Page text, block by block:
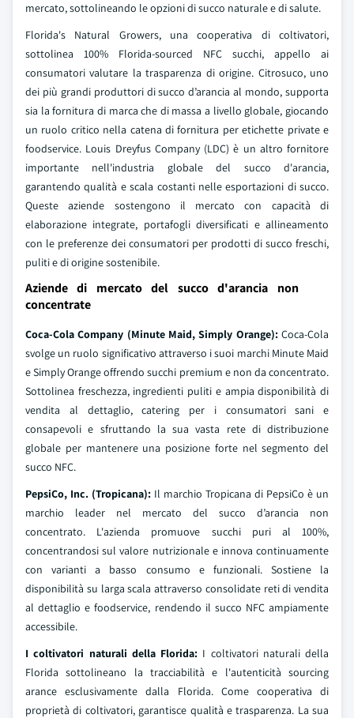
mercato, sottolineando le opzioni di succo naturale e di salute.
Florida's Natural Growers, una cooperativa di coltivatori,
sottolinea 100% Florida-sourced NFC succhi, appello ai
consumatori valutare la trasparenza di origine. Citrosuco, uno
dei più grandi produttori di succo d’arancia al mondo, supporta
sia la fornitura di marca che di massa a livello globale, giocando
un ruolo critico nella catena di fornitura per etichette private e
foodservice. Louis Dreyfus Company (LDC) è un altro fornitore
importante nell'industria globale del succo d'arancia,
garantendo qualità e scala costanti nelle esportazioni di succo.
Queste aziende sostengono il mercato con capacità di
elaborazione integrate, portafogli diversificati e allineamento
con le preferenze dei consumatori per prodotti di succo freschi,
puliti e di origine sostenibile.
Aziende di mercato del succo d'arancia non
concentrate
Coca-Cola Company (Minute Maid, Simply Orange): Coca-Cola
svolge un ruolo significativo attraverso i suoi marchi Minute Maid
e Simply Orange offrendo succhi premium e non da concentrato.
Sottolinea freschezza, ingredienti puliti e ampia disponibilità di
vendita al dettaglio, catering per i consumatori sani e
consapevoli e sfruttando la sua vasta rete di distribuzione
globale per mantenere una posizione forte nel segmento del
succo NFC.
PepsiCo, Inc. (Tropicana): Il marchio Tropicana di PepsiCo è un
marchio leader nel mercato del succo d’arancia non
concentrato. L'azienda promuove succhi puri al 100%,
concentrandosi sul valore nutrizionale e innova continuamente
con varianti a basso consumo e funzionali. Sostiene la
disponibilità su larga scala attraverso consolidate reti di vendita
al dettaglio e foodservice, rendendo il succo NFC ampiamente
accessibile.
I coltivatori naturali della Florida: I coltivatori naturali della
Florida sottolineano la tracciabilità e l'autenticità sourcing
arance esclusivamente dalla Florida. Come cooperativa di
proprietà di coltivatori, garantisce qualità e trasparenza. La sua